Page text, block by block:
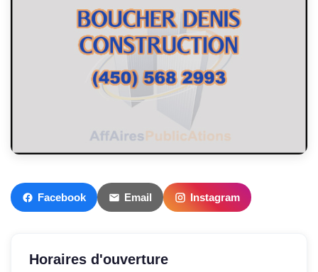
Facebook Email Instagram
Horaires d'ouverture